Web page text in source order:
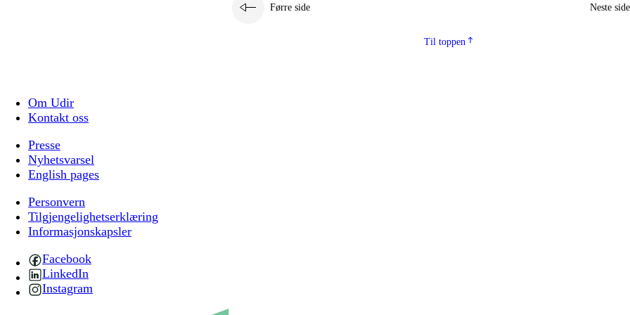
Førre side Neste side
Til toppen
Om Udir
Kontakt oss
Presse
Nyhetsvarsel
English pages
Personvern
Tilgjengelighetserklæring
Informasjonskapsler
Facebook
LinkedIn
Instagram